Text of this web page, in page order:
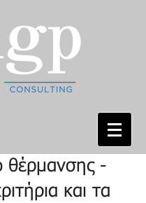
θέρμανσης -
και τα